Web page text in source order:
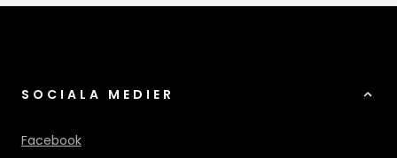
SOCIALA MEDIER
Facebook